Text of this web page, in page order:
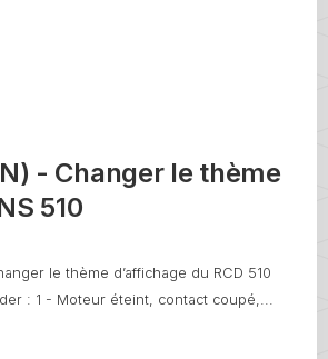
- Changer le thème
510
le thème d’affichage du RCD 510
: 1 - Moteur éteint, contact coupé,...